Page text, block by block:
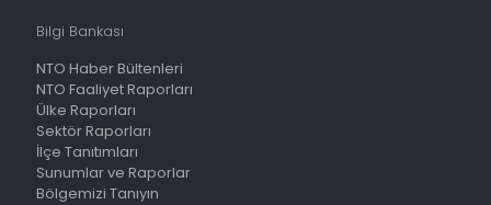
Bilgi Bankası
NTO Haber Bültenleri
NTO Faaliyet Raporları
Ülke Raporları
Sektör Raporları
İlçe Tanıtımları
Sunumlar ve Raporlar
Bölgemizi Tanıyın